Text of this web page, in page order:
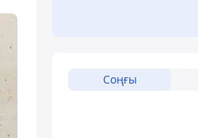
Соңғы